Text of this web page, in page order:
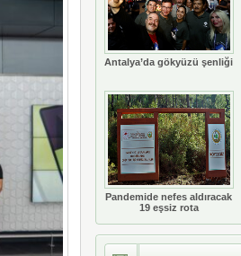
Antalya’da gökyüzü şenliği
Pandemide nefes aldıracak
19 eşsiz rota